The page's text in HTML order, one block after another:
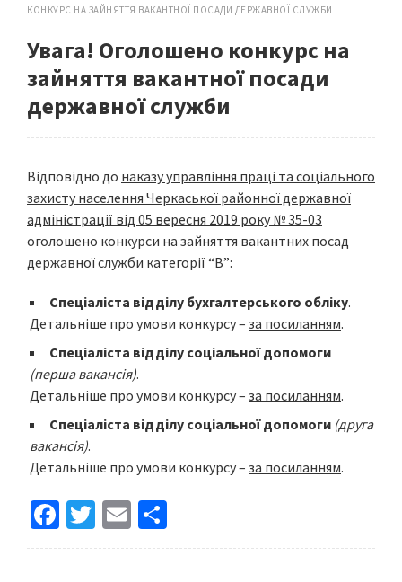
КОНКУРС НА ЗАЙНЯТТЯ ВАКАНТНОЇ ПОСАДИ ДЕРЖАВНОЇ СЛУЖБИ
Увага! Оголошено конкурс на
зайняття вакантної посади
державної служби
Відповідно до наказу управління праці та соціального
захисту населення Черкаської районної державної
адміністрації від 05 вересня 2019 року № 35-03
оголошено конкурси на зайняття вакантних посад
державної служби категорії “В”:
Спеціаліста відділу бухгалтерського обліку.
Детальніше про умови конкурсу – за посиланням.
Спеціаліста відділу соціальної допомоги
(перша вакансія).
Детальніше про умови конкурсу – за посиланням.
Спеціаліста відділу соціальної допомоги (друга
вакансія).
Детальніше про умови конкурсу – за посиланням.
Fa
ce
T
wi
E
m h